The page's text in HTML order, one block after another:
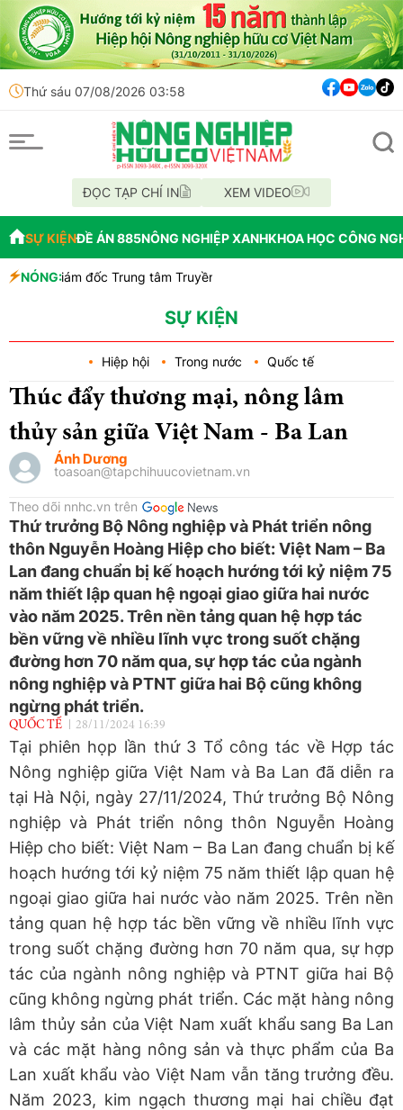
Thứ sáu 07/08/2026 03:58
ĐỌC TẠP CHÍ IN XEM VIDEO
SỰ KIỆNĐỀ ÁN 885NÔNG NGHIỆP XANHKHOA HỌC CÔNG
NÓNG:
đốc Trung tâm Truyền thông - Truyền hình Việt - Đức
chiến lược, chính thức đạt tiêu chí đô thị loại I
SỰ KIỆN
Hiệp hội Trong nước Quốc tế
Thúc đẩy thương mại, nông lâm
thủy sản giữa Việt Nam - Ba Lan
Ánh Dương
toasoan@tapchihuucovietnam.vn
Theo dõi nnhc.vn trên
Thứ trưởng Bộ Nông nghiệp và Phát triển nông
thôn Nguyễn Hoàng Hiệp cho biết: Việt Nam – Ba
Lan đang chuẩn bị kế hoạch hướng tới kỷ niệm 75
năm thiết lập quan hệ ngoại giao giữa hai nước
vào năm 2025. Trên nền tảng quan hệ hợp tác
bền vững về nhiều lĩnh vực trong suốt chặng
đường hơn 70 năm qua, sự hợp tác của ngành
nông nghiệp và PTNT giữa hai Bộ cũng không
ngừng phát triển.
QUỐC TẾ 28/11/2024 16:39
Tại phiên họp lần thứ 3 Tổ công tác về Hợp tác
Nông nghiệp giữa Việt Nam và Ba Lan đã diễn ra
tại Hà Nội, ngày 27/11/2024, Thứ trưởng Bộ Nông
nghiệp và Phát triển nông thôn Nguyễn Hoàng
Hiệp cho biết: Việt Nam – Ba Lan đang chuẩn bị kế
hoạch hướng tới kỷ niệm 75 năm thiết lập quan hệ
ngoại giao giữa hai nước vào năm 2025. Trên nền
tảng quan hệ hợp tác bền vững về nhiều lĩnh vực
trong suốt chặng đường hơn 70 năm qua, sự hợp
tác của ngành nông nghiệp và PTNT giữa hai Bộ
cũng không ngừng phát triển. Các mặt hàng nông
lâm thủy sản của Việt Nam xuất khẩu sang Ba Lan
và các mặt hàng nông sản và thực phẩm của Ba
Lan xuất khẩu vào Việt Nam vẫn tăng trưởng đều.
Năm 2023, kim ngạch thương mại hai chiều đạt